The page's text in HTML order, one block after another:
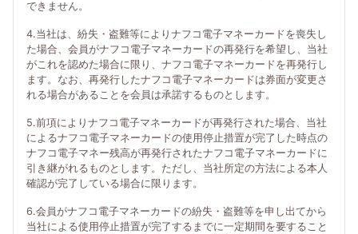
できません。
4.当社は、紛失・盗難等によりナフコ電子マネーカードを喪失し
た場合、会員がナフコ電子マネーカードの再発行を希望し、当社
がこれを認めた場合に限り、ナフコ電子マネーカードを再発行し
ます。なお、再発行したナフコ電子マネーカードは券面が変更さ
れる場合があることを会員は承諾するものとします。
5.前項によりナフコ電子マネーカードが再発行された場合、当社
によるナフコ電子マネーカードの使用停止措置が完了した時点の
ナフコ電子マネー残高が再発行されたナフコ電子マネーカードに
引き継がれるものとします。ただし、当社所定の方法による本人
確認が完了している場合に限ります。
6.会員がナフコ電子マネーカードの紛失・盗難等を申し出てから
当社による使用停止措置が完了するまでに一定期間を要すること